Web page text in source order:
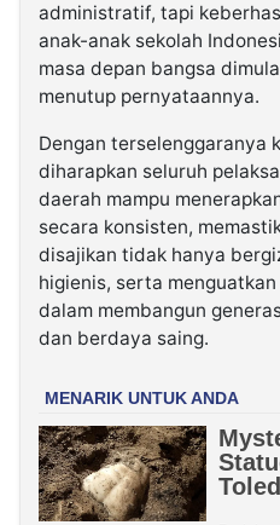
administratif, tapi
anak-anak sekolah
masa depan bangsa
menutup pernyataannya.
Dengan terselenggaranya
diharapkan seluruh
daerah mampu
secara konsisten,
disajikan tidak hanya
higienis, serta
dalam membangun
dan berdaya saing.